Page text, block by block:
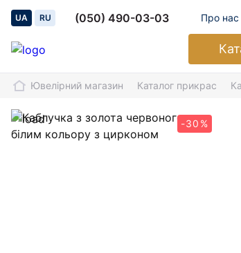
UA RU (050) 490-03-03 Про нас
Ювелірний магазин Каталог прикрас
-30%